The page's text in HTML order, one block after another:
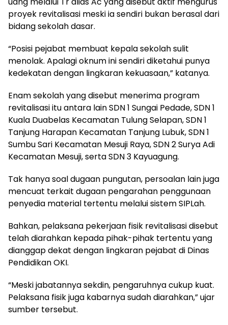
proyek revitalisasi meski ia sendiri bukan berasal dari
bidang sekolah dasar.
“Posisi pejabat membuat kepala sekolah sulit
menolak. Apalagi oknum ini sendiri diketahui punya
kedekatan dengan lingkaran kekuasaan,” katanya.
Enam sekolah yang disebut menerima program
revitalisasi itu antara lain SDN 1 Sungai Pedade, SDN 1
Kuala Duabelas Kecamatan Tulung Selapan, SDN 1
Tanjung Harapan Kecamatan Tanjung Lubuk, SDN 1
Sumbu Sari Kecamatan Mesuji Raya, SDN 2 Surya Adi
Kecamatan Mesuji, serta SDN 3 Kayuagung.
Tak hanya soal dugaan pungutan, persoalan lain juga
mencuat terkait dugaan pengarahan penggunaan
penyedia material tertentu melalui sistem SIPLah.
Bahkan, pelaksana pekerjaan fisik revitalisasi disebut
telah diarahkan kepada pihak-pihak tertentu yang
dianggap dekat dengan lingkaran pejabat di Dinas
Pendidikan OKI.
“Meski jabatannya sekdin, pengaruhnya cukup kuat.
Pelaksana fisik juga kabarnya sudah diarahkan,” ujar
sumber tersebut.